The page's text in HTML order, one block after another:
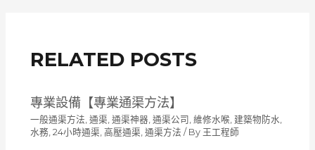
RELATED POSTS
專業設備【專業通渠方法】
一般通渠方法, 通渠, 通渠神器, 通渠公司, 維修水喉, 建築物防水,
水務, 24小時通渠, 高壓通渠, 通渠方法 / By 王工程師